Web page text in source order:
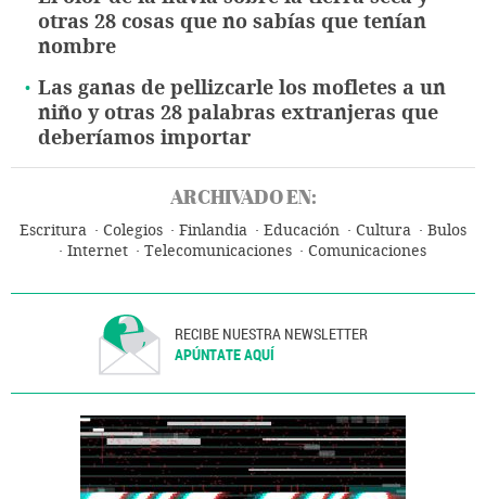
otras 28 cosas que no sabías que tenían
nombre
Las ganas de pellizcarle los mofletes a un
niño y otras 28 palabras extranjeras que
deberíamos importar
ARCHIVADO EN:
Escritura Colegios Finlandia Educación Cultura
Bulos
Internet
Telecomunicaciones Comunicaciones
RECIBE NUESTRA NEWSLETTER
APÚNTATE AQUÍ